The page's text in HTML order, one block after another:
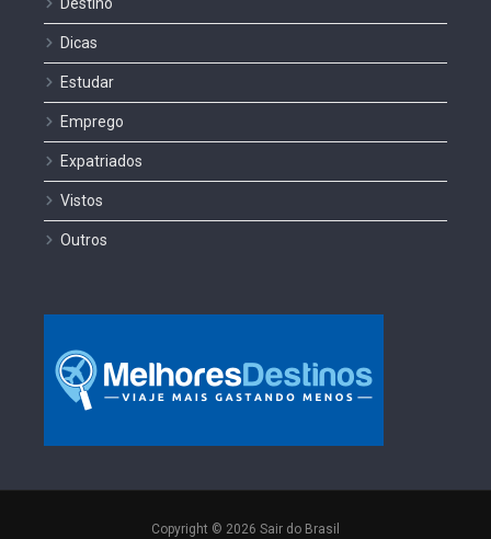
Destino
Dicas
Estudar
Emprego
Expatriados
Vistos
Outros
Copyright © 2026 Sair do Brasil